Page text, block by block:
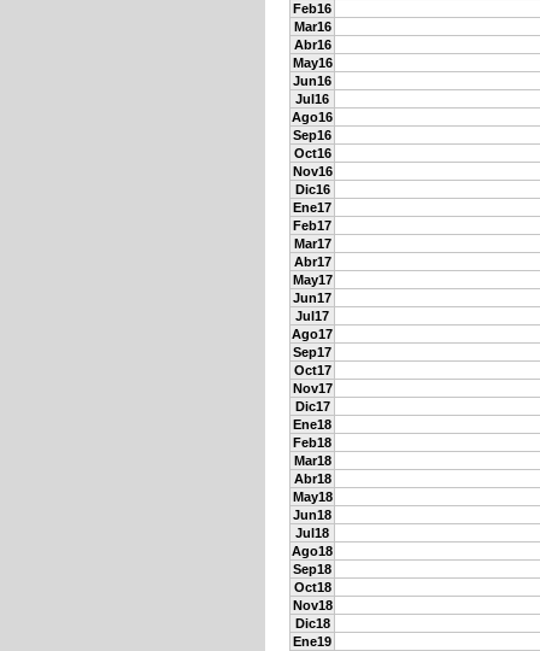
Feb16
Mar16
Abr16
May16
Jun16
Jul16
Ago16
Sep16
Oct16
Nov16
Dic16
Ene17
Feb17
Mar17
Abr17
May17
Jun17
Jul17
Ago17
Sep17
Oct17
Nov17
Dic17
Ene18
Feb18
Mar18
Abr18
May18
Jun18
Jul18
Ago18
Sep18
Oct18
Nov18
Dic18
Ene19